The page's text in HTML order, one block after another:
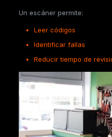
Un escáner permite:
Leer códigos
Identificar fallas
Reducir tiempo de